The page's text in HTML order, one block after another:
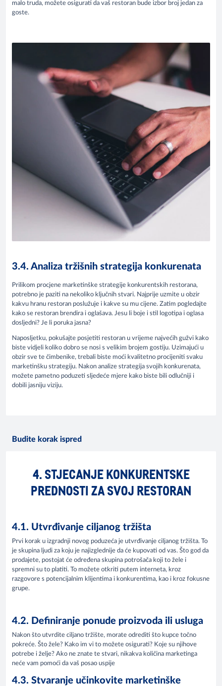
malo truda, možete osigurati da vaš restoran bude izbor broj jedan za
goste.
3.4. Analiza tržišnih strategija konkurenata
Prilikom procjene marketinške strategije konkurentskih restorana,
potrebno je paziti na nekoliko ključnih stvari. Najprije uzmite u obzir
kakvu hranu restoran poslužuje i kakve su mu cijene. Zatim pogledajte
kako se restoran brendira i oglašava. Jesu li boje i stil logotipa i oglasa
dosljedni? Je li poruka jasna?
Naposljetku, pokušajte posjetiti restoran u vrijeme najvećih gužvi kako
biste vidjeli koliko dobro se nosi s velikim brojem gostiju. Uzimajući u
obzir sve te čimbenike, trebali biste moći kvalitetno procijeniti svaku
marketinšku strategiju. Nakon analize strategija svojih konkurenata,
možete pametno poduzeti sljedeće mjere kako biste bili odlučniji i
dobili jasniju viziju.
Budite korak ispred
4. STJECANJE KONKURENTSKE
PREDNOSTI ZA SVOJ RESTORAN
4.1. Utvrđivanje ciljanog tržišta
Prvi korak u izgradnji novog poduzeća je utvrđivanje ciljanog tržišta. To
je skupina ljudi za koju je najizglednije da će kupovati od vas. Što god da
prodajete, postojat će određena skupina potrošača koji to žele i
spremni su to platiti. To možete otkriti putem interneta, kroz
razgovore s potencijalnim klijentima i konkurentima, kao i kroz fokusne
grupe.
4.2. Definiranje ponude proizvoda ili usluga
Nakon što utvrdite ciljano tržište, morate odrediti što kupce točno
pokreće. Što žele? Kako im vi to možete osigurati? Koje su njihove
potrebe i želje? Ako ne znate te stvari, nikakva količina marketinga
neće vam pomoći da vaš posao uspije
4.3. Stvaranje učinkovite marketinške